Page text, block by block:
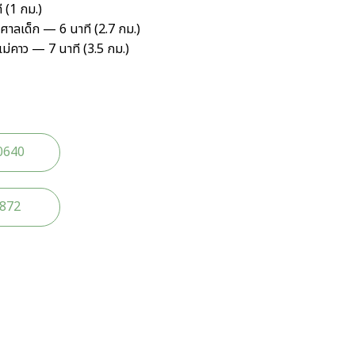
กม.)
าลเด็ก — 6 นาที (2.7 กม.)
คาว — 7 นาที (3.5 กม.)